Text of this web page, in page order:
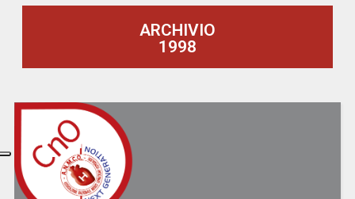
ARCHIVIO
1998